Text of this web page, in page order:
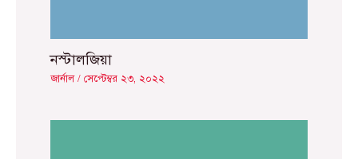
নস্টালজিয়া
জার্নাল/সেপ্টেম্বর ২৩, ২০২২